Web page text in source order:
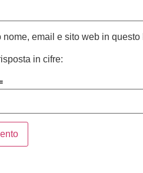
nome, email e sito web in
in cifre: